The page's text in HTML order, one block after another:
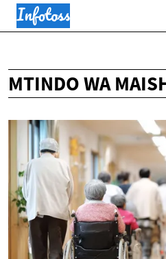
MTINDO WA